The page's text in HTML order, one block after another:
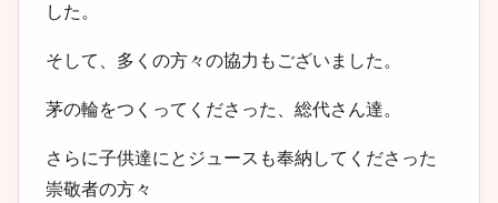
した。
そして、多くの方々の協力もございました。
茅の輪をつくってくださった、総代さん達。
さらに子供達にとジュースも奉納してくださった
崇敬者の方々